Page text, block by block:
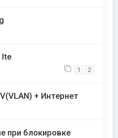
lte
1 2
+ Интернет
при блокировке